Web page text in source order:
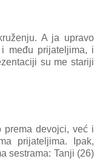
A ja upravo
među prijateljima, i
su me stariji
prema devojci, već i
prijateljima. Ipak,
sestrama: Tanji (26)